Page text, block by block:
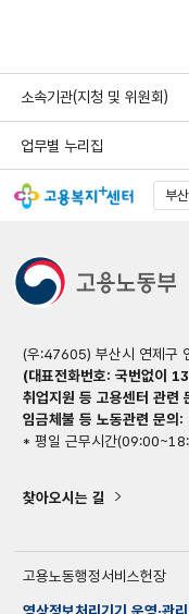
소속기관(지청 및 위원회)
업무별 누리집
부
(우:47605) 부산시 연제구
(대표전화번호: 국번없이
취업지원 등 고용센터 관
임금체불 등 노동관련 문
* 평일 근무시간
찾아오시는 길
고용노동행정서비스헌장